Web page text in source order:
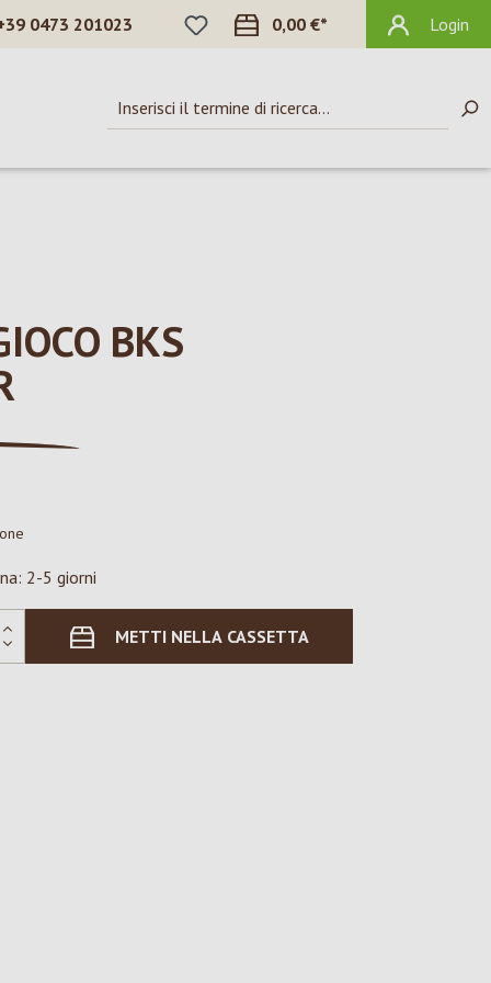
0473 201023
HAI 0 ARTICOLI NELLA LISTA DEI
0,00 €* Login
BKS
2-5 giorni
METTI NELLA CASSETTA